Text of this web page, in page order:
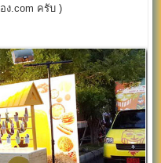
ง.com ครับ )